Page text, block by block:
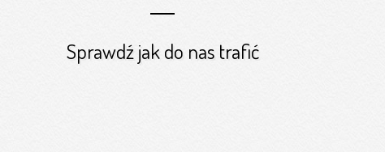
Sprawdź jak do nas trafić